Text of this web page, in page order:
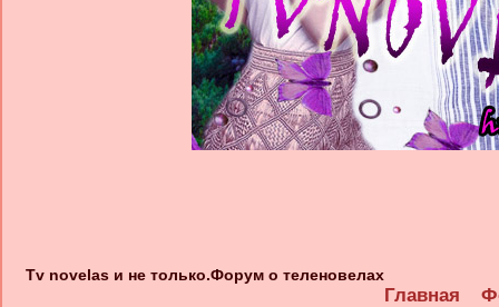
Tv novelas и не только.Форум о теленовелах
Главная